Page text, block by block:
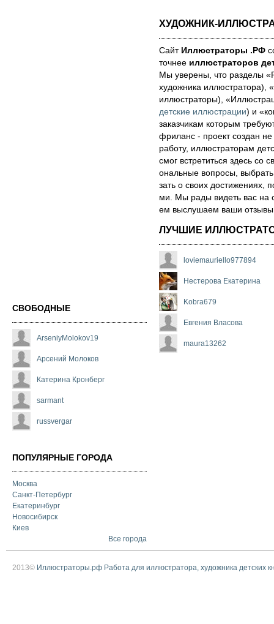
СВОБОДНЫЕ
ArseniyMolokov19
Арсений Молоков
Катерина Кронберг
sarmant
russvergar
ПОПУЛЯРНЫЕ ГОРОДА
Москва
Санкт-Петербург
Екатеринбург
Новосибирск
Киев
Все города
ХУДОЖНИК-
Сайт Иллюстраторы .РФ
точнее иллюстраторов
Мы уве­ре­ны, что раз­де­лы
художника иллюстратора),
иллюстраторы),
детские иллюстрации) и
за­каз­чи­кам которым
фри­ланс - про­ект соз­дан
ра­бо­ту, иллюстраторам
смог встре­тить­ся здесь со
ональ­ные воп­ро­сы,
зать о сво­их
ми. Мы рады ви­деть вас на
ем выс­лу­ша­ем ва­ши от­зы­вы
ЛУЧШИЕ
loviemauriello977894
Нестерова Екатерина
Kobra679
Евгения Власова
maura13262
2013© Иллюстраторы.рф Работа для иллюстратора, художника детских